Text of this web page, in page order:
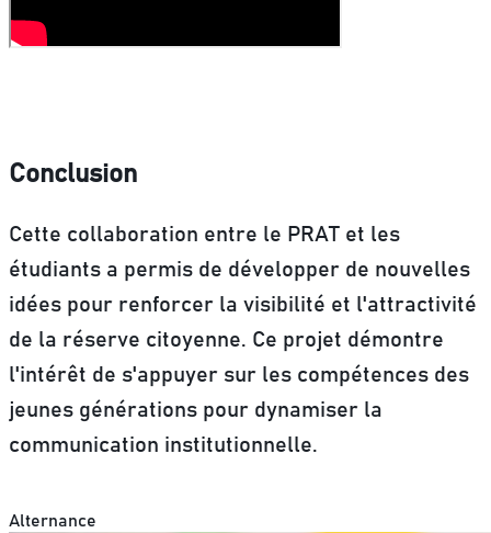
Conclusion
Cette collaboration entre le PRAT et les
étudiants a permis de développer de nouvelles
idées pour renforcer la visibilité et l'attractivité
de la réserve citoyenne. Ce projet démontre
l'intérêt de s'appuyer sur les compétences des
jeunes générations pour dynamiser la
communication institutionnelle.
Alternance